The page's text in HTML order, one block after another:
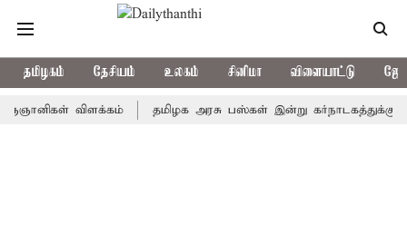
தமிழகம் தேசியம் உலகம் சினிமா விளையாட்டு
விளக்கம் தமிழக அரசு பஸ்கள் இன்று கர்நாடகத்துக்கு